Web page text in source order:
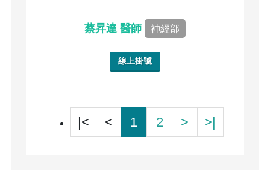
蔡昇達 醫師 神經部
線上掛號
|< < 1 2 > >|